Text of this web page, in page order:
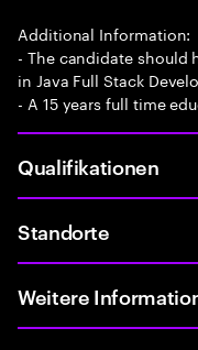
Additional Information:
- The candidate should
in Java Full Stack
- A 15 years full time
Qualifikationen
Standorte
Weitere